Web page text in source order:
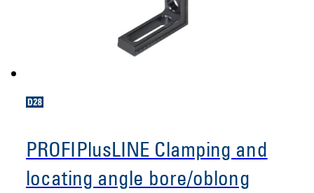
PROFIPlusLINE Clamping and
locating angle bore/oblong